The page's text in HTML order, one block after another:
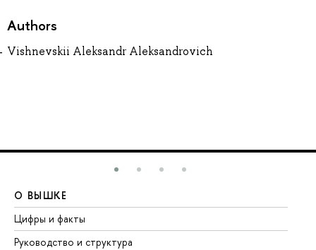
Authors
Vishnevskii Aleksandr Aleksandrovich
О ВЫШКЕ
Цифры и факты
Руководство и структура